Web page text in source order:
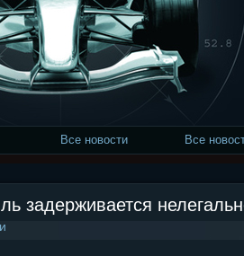
Все новости Все
задерживается